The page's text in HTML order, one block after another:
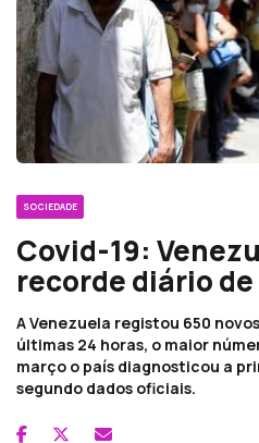
SOCIEDADE
Covid-19:
recorde diário
A Venezuela registou 650
últimas 24 horas, o maior
março o país diagnosticou a
segundo dados oficiais.